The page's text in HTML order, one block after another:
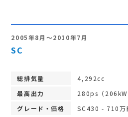
2005年8月～2010年7月
SC
総排気量
4,292cc
最高出力
280ps（
グレード・価格
SC430 - 710万